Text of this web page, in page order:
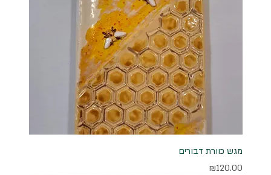
מגש כוורת דבורים
מחיר
₪120.00